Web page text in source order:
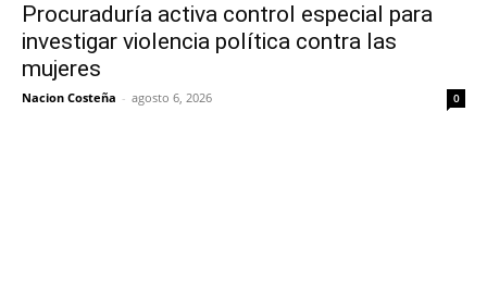
Procuraduría activa control especial para
investigar violencia política contra las
mujeres
Nacion Costeña - agosto 6, 2026 0